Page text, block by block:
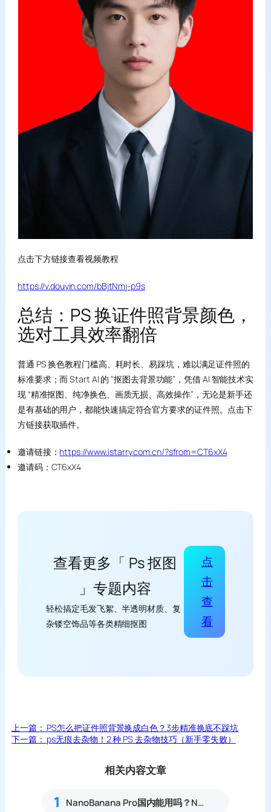
点击下方链接查看视频教程
https://v.douyin.com/bBjtNmj-p9s
总结：PS 换证件照背景颜色，
选对工具效率翻倍
普通 PS 换色教程门槛高、耗时长、易踩坑，难以满足证件照的
标准要求；而 Start AI 的 “抠图去背景功能”，凭借 AI 智能技术实
现 “精准抠图、纯净换色、画质无损、高效操作”，无论是新手还
是有基础的用户，都能快速搞定符合官方要求的证件照。点击下
方链接获取插件。
邀请链接： https://www.istarry.com.cn/?sfrom=CT6xX4
邀请码：CT6xX4
查看更多「 Ps 抠图
」专题内容
轻松搞定毛发飞絮、半透明材质、复
杂镂空饰品等各类精细抠图
点
击
查
看
上一篇： PS怎么把证件照背景换成白色？3步精准换底不踩坑
下一篇： ps无痕去杂物！2 种 PS 去杂物技巧（新手零失败）
相关内容文章
1 NanoBanana Pro国内能用吗？Nano banana使用教程